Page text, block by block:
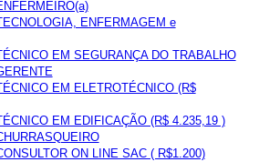
ENFERMAGEM e
EM SEGURANÇA DO TRABALHO
EM ELETROTÉCNICO (R$
EM EDIFICAÇÃO (R$ 4.235,19 )
ON LINE SAC ( R$1.200)